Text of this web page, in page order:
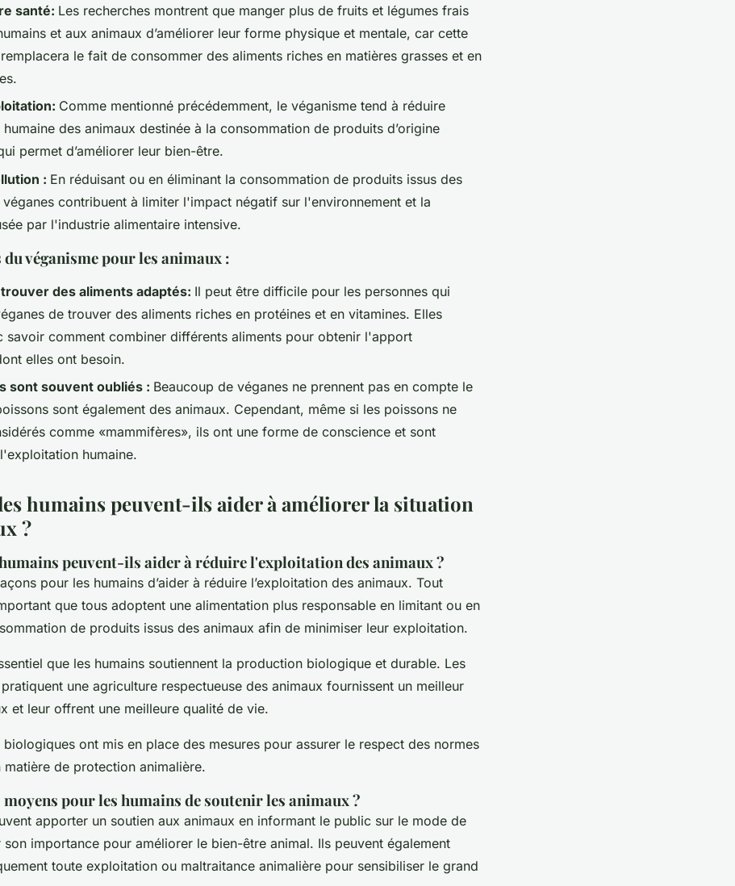
santé: Les recherches montrent que manger plus de fruits et légumes frais
et aux animaux d’améliorer leur forme physique et mentale, car cette
le fait de consommer des aliments riches en matières grasses et en
Comme mentionné précédemment, le véganisme tend à réduire
humaine des animaux destinée à la consommation de produits d’origine
permet d’améliorer leur bien-être.
: En réduisant ou en éliminant la consommation de produits issus des
véganes contribuent à limiter l'impact négatif sur l'environnement et la
par l'industrie alimentaire intensive.
véganisme pour les animaux :
des aliments adaptés: Il peut être difficile pour les personnes qui
de trouver des aliments riches en protéines et en vitamines. Elles
savoir comment combiner différents aliments pour obtenir l'apport
elles ont besoin.
sont souvent oubliés : Beaucoup de véganes ne prennent pas en compte le
sont également des animaux. Cependant, même si les poissons ne
comme «mammifères», ils ont une forme de conscience et sont
humaine.
humains peuvent-ils aider à améliorer la situation
?
peuvent-ils aider à réduire l'exploitation des animaux ?
pour les humains d’aider à réduire l’exploitation des animaux. Tout
que tous adoptent une alimentation plus responsable en limitant ou en
de produits issus des animaux afin de minimiser leur exploitation.
que les humains soutiennent la production biologique et durable. Les
une agriculture respectueuse des animaux fournissent un meilleur
et leur offrent une meilleure qualité de vie.
biologiques ont mis en place des mesures pour assurer le respect des normes
matière de protection animalière.
pour les humains de soutenir les animaux ?
apporter un soutien aux animaux en informant le public sur le mode de
importance pour améliorer le bien-être animal. Ils peuvent également
toute exploitation ou maltraitance animalière pour sensibiliser le grand